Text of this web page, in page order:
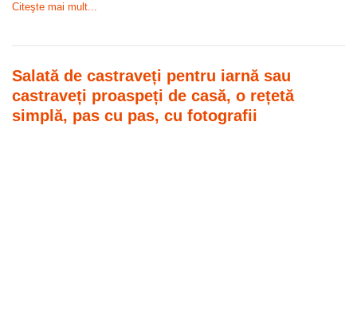
Citeşte mai mult...
Salată de castraveți pentru iarnă sau
castraveți proaspeți de casă, o rețetă
simplă, pas cu pas, cu fotografii